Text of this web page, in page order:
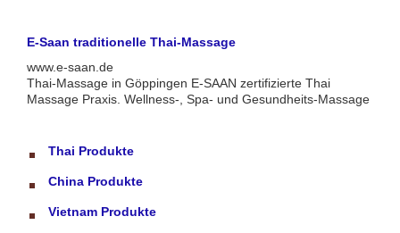
E-Saan traditionelle Thai-Massage
www.e-saan.de
Thai-Massage in Göppingen E-SAAN zertifizierte Thai
Massage Praxis. Wellness-, Spa- und Gesundheits-Massage
Thai Produkte
China Produkte
Vietnam Produkte